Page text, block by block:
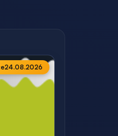
24.08.2026